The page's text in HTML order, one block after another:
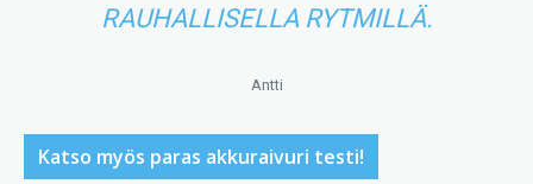
RAUHALLISELLA RYTMILLÄ.
Antti
Katso myös paras akkuraivuri testi!